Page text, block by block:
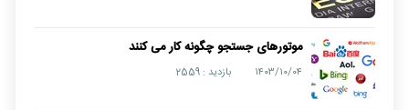
موتورهای جستجو چگونه کار می کنند
۱۴۰۳/۱۰/۰۴ بازدید : 2559